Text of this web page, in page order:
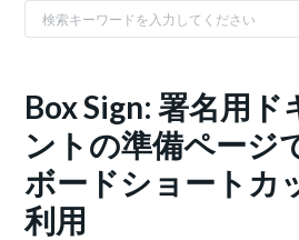
Box Sign: 署名用ド
ントの準備ページ
ボードショートカ
利用